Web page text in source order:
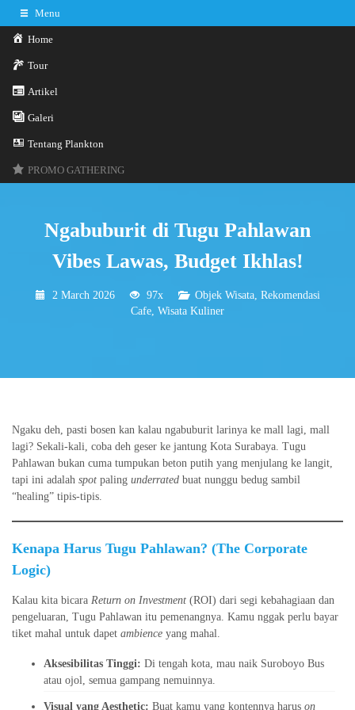
Menu
Home
Tour
Artikel
Galeri
Tentang Plankton
PROMO GATHERING
Ngabuburit di Tugu Pahlawan
Vibes Lawas, Budget Ikhlas!
2 March 2026 97x Objek Wisata, Rekomendasi
Cafe Wisata Kuliner
Ngaku deh, pasti bosen kan kalau ngabuburit larinya ke mall lagi, mall
lagi? Sekali-kali, coba deh geser ke jantung Kota Surabaya. Tugu
Pahlawan bukan cuma tumpukan beton putih yang menjulang ke langit,
tapi ini adalah spot paling underrated buat nunggu bedug sambil
“healing” tipis-tipis.
Kenapa Harus Tugu Pahlawan? (The Corporate
Logic)
Kalau kita bicara Return on Investment (ROI) dari segi kebahagiaan dan
pengeluaran, Tugu Pahlawan itu pemenangnya. Kamu nggak perlu bayar
tiket mahal untuk dapet ambience yang mahal.
Aksesibilitas Tinggi: Di tengah kota, mau naik Suroboyo Bus
atau ojol, semua gampang nemuinnya.
Visual yang Aesthetic: Buat kamu yang kontennya harus on